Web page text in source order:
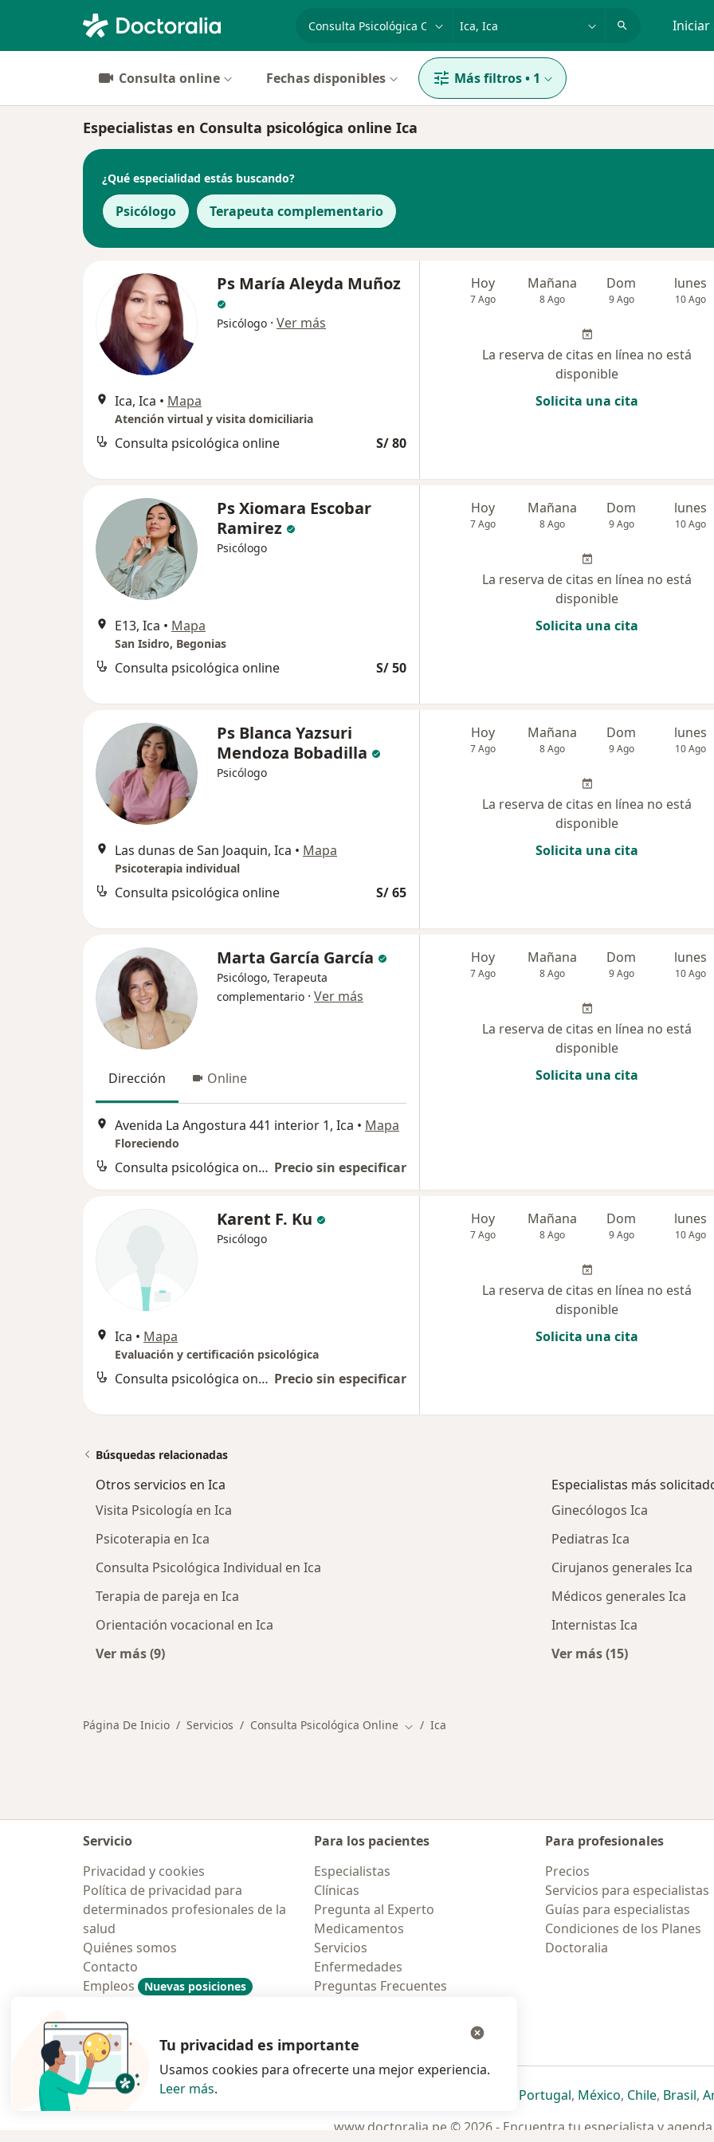
especialidad, enfermedad o nombre Iniciar
Consulta online Fechas disponibles Más filtros• 1
Especialistas en Consulta psicológica online Ica
¿Qué especialidad estás buscando?
Psicólogo Terapeuta complementario
Ps María Aleyda Muñoz
Psicólogo · Ver más
Ica, Ica • Mapa
Atención virtual y visita domiciliaria
Consulta psicológica online S/ 80
Hoy
7 Ago
Mañana
8 Ago
Dom
9 Ago
lunes
10 Ago
La reserva de citas en línea no está
disponible
Solicita una cita
Ps Xiomara Escobar
Ramirez
Psicólogo
E13, Ica • Mapa
San Isidro, Begonias
Consulta psicológica online S/ 50
Hoy
7 Ago
Mañana
8 Ago
Dom
9 Ago
lunes
10 Ago
La reserva de citas en línea no está
disponible
Solicita una cita
Ps Blanca Yazsuri
Mendoza Bobadilla
Psicólogo
Las dunas de San Joaquin, Ica • Mapa
Psicoterapia individual
Consulta psicológica online S/ 65
Hoy
7 Ago
Mañana
8 Ago
Dom
9 Ago
lunes
10 Ago
La reserva de citas en línea no está
disponible
Solicita una cita
Marta García García
Psicólogo, Terapeuta
complementario · Ver más
Dirección Online
Avenida La Angostura 441 interior 1, Ica • Mapa
Floreciendo
Consulta psicológica online Precio sin especificar
Hoy
7 Ago
Mañana
8 Ago
Dom
9 Ago
lunes
10 Ago
La reserva de citas en línea no está
disponible
Solicita una cita
Karent F. Ku
Psicólogo
Ica • Mapa
Evaluación y certificación psicológica
Consulta psicológica online Precio sin especificar
Hoy
7 Ago
Mañana
8 Ago
Dom
9 Ago
lunes
10 Ago
La reserva de citas en línea no está
disponible
Solicita una cita
Búsquedas relacionadas
Otros servicios en Ica
Visita Psicología en Ica
Psicoterapia en Ica
Consulta Psicológica Individual en Ica
Terapia de pareja en Ica
Orientación vocacional en Ica
Ver más (9)
Especialistas más
Ginecólogos Ica
Pediatras Ica
Cirujanos generales Ica
Médicos generales Ica
Internistas Ica
Ver más (15)
Página De Inicio Servicios Consulta Psicológica Online Cambiar de ciudad
Ica
Servicio
Privacidad y cookies
Política de privacidad para
determinados profesionales de la
salud
Quiénes somos
Contacto
Empleos
Nuevas posiciones
Contratación
Para los pacientes
Especialistas
Clínicas
Pregunta al Experto
Medicamentos
Servicios
Enfermedades
Preguntas Frecuentes
Para profesionales
Precios
Servicios para especialistas
Guías para especialistas
Condiciones de los Planes
Doctoralia
Polska se abre en una nueva pestaña
se abre en una nueva pestaña
se abre en una nueva pestaña
se abre en una nueva pestaña
Portugalse abre en una nueva
, Méxicose abre en una
, Chilese abre
, Brasilse
,
www.doctoralia.pe © 2026 - Encuentra tu especialista y
Tu privacidad es importante
Usamos cookies para ofrecerte una mejor experiencia.
Leer más.